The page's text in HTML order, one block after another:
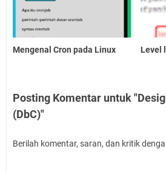
Mengenal Cron pada Linux Level
Posting Komentar untuk
(DbC)"
Berilah komentar, saran, dan kritik